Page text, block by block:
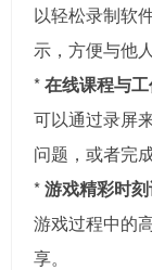
以轻松录制软
示，方便与他
*在线课程与
可以通过录屏
问题，或者完
*游戏精彩时
游戏过程中的
享。